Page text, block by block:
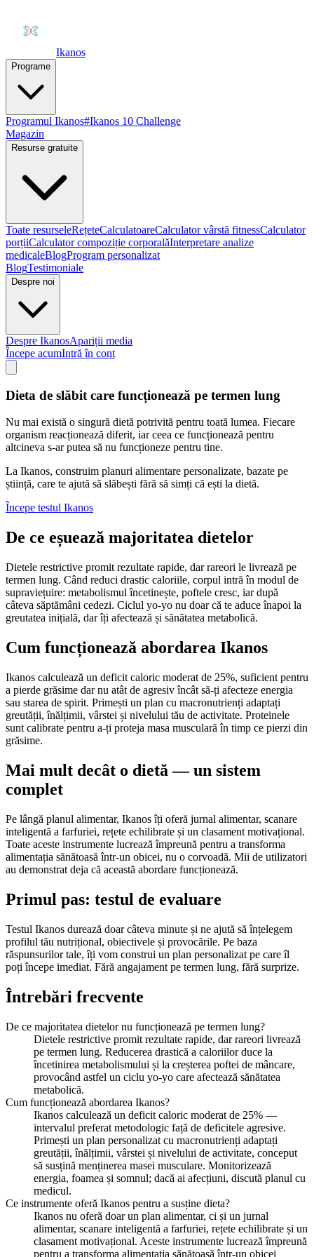
Ikanos
Programe
Programul Ikanos#Ikanos 10 Challenge
Magazin
Resurse gratuite
Toate resurseleRețeteCalculatoareCalculator vârstă fitnessCalculator
porțiiCalculator compoziție corporalăInterpretare analize
medicaleBlogProgram personalizat
BlogTestimoniale
Despre noi
Despre IkanosApariții media
Începe acumIntră în cont
Dieta de slăbit care funcționează pe termen lung
Nu mai există o singură dietă potrivită pentru toată lumea. Fiecare
organism reacționează diferit, iar ceea ce funcționează pentru
altcineva s-ar putea să nu funcționeze pentru tine.
La Ikanos, construim planuri alimentare personalizate, bazate pe
știință, care te ajută să slăbești fără să simți că ești la dietă.
Începe testul Ikanos
De ce eșuează majoritatea dietelor
Dietele restrictive promit rezultate rapide, dar rareori le livrează pe
termen lung. Când reduci drastic caloriile, corpul intră în modul de
supraviețuire: metabolismul încetinește, poftele cresc, iar după
câteva săptămâni cedezi. Ciclul yo-yo nu doar că te aduce înapoi la
greutatea inițială, dar îți afectează și sănătatea metabolică.
Cum funcționează abordarea Ikanos
Ikanos calculează un deficit caloric moderat de 25%, suficient pentru
a pierde grăsime dar nu atât de agresiv încât să-ți afecteze energia
sau starea de spirit. Primești un plan cu macronutrienți adaptați
greutății, înălțimii, vârstei și nivelului tău de activitate. Proteinele
sunt calibrate pentru a-ți proteja masa musculară în timp ce pierzi din
grăsime.
Mai mult decât o dietă — un sistem
complet
Pe lângă planul alimentar, Ikanos îți oferă jurnal alimentar, scanare
inteligentă a farfuriei, rețete echilibrate și un clasament motivațional.
Toate aceste instrumente lucrează împreună pentru a transforma
alimentația sănătoasă într-un obicei, nu o corvoadă. Mii de utilizatori
au demonstrat deja că această abordare funcționează.
Primul pas: testul de evaluare
Testul Ikanos durează doar câteva minute și ne ajută să înțelegem
profilul tău nutrițional, obiectivele și provocările. Pe baza
răspunsurilor tale, îți vom construi un plan personalizat pe care îl
poți începe imediat. Fără angajament pe termen lung, fără surprize.
Întrebări frecvente
De ce majoritatea dietelor nu funcționează pe termen lung?
Dietele restrictive promit rezultate rapide, dar rareori livrează
pe termen lung. Reducerea drastică a caloriilor duce la
încetinirea metabolismului și la creșterea poftei de mâncare,
provocând astfel un ciclu yo-yo care afectează sănătatea
metabolică.
Cum funcționează abordarea Ikanos?
Ikanos calculează un deficit caloric moderat de 25% —
intervalul preferat metodologic față de deficitele agresive.
Primești un plan personalizat cu macronutrienți adaptați
greutății, înălțimii, vârstei și nivelului de activitate, conceput
să susțină menținerea masei musculare. Monitorizează
energia, foamea și somnul; dacă ai afecțiuni, discută planul cu
medicul.
Ce instrumente oferă Ikanos pentru a susține dieta?
Ikanos nu oferă doar un plan alimentar, ci și un jurnal
alimentar, scanare inteligentă a farfuriei, rețete echilibrate și un
clasament motivațional. Aceste instrumente lucrează împreună
pentru a transforma alimentația sănătoasă într-un obicei